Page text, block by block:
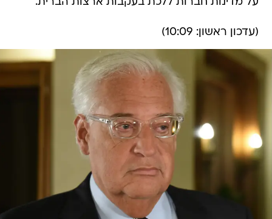
(עדכון ראשון: 10:09)